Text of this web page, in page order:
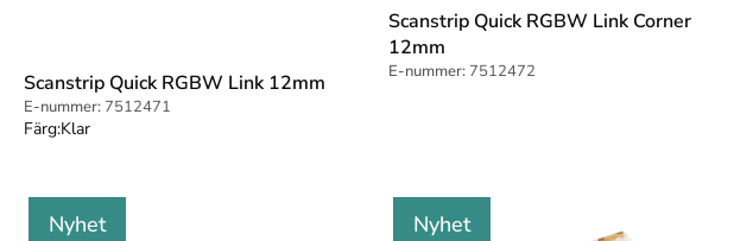
Scanstrip Quick RGBW Link 12mm
E-nummer: 7512471
Färg:Klar
Scanstrip Quick RGBW Link Corner
12mm
E-nummer: 7512472
Nyhet Nyhet